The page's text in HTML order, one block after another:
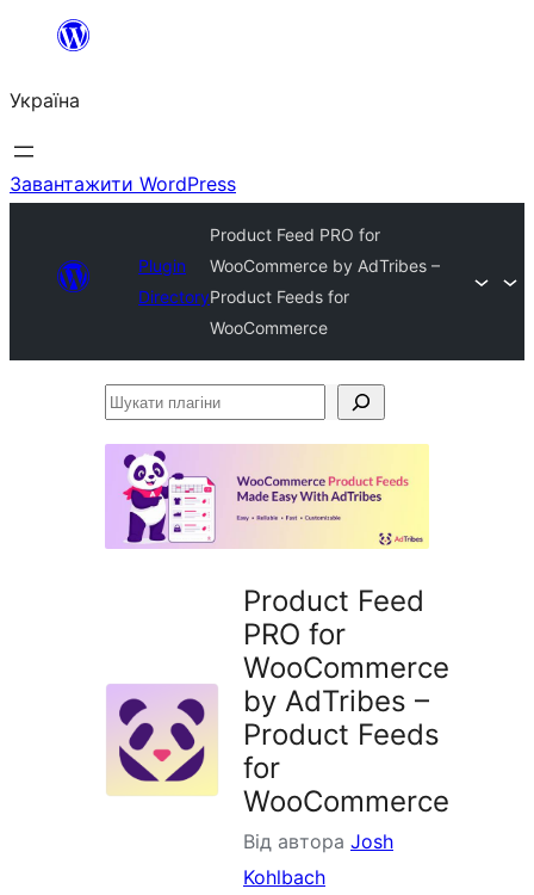
Перейти
вмісту
Україна
Завантажити WordPress
Plugin
Directory
Product Feed PRO for
WooCommerce by AdTribes –
Product Feeds for
WooCommerce
Шукати
Product Feed
PRO for
WooCommerce
by AdTribes –
Product Feeds
for
WooCommerce
Від автора Josh
Kohlbach